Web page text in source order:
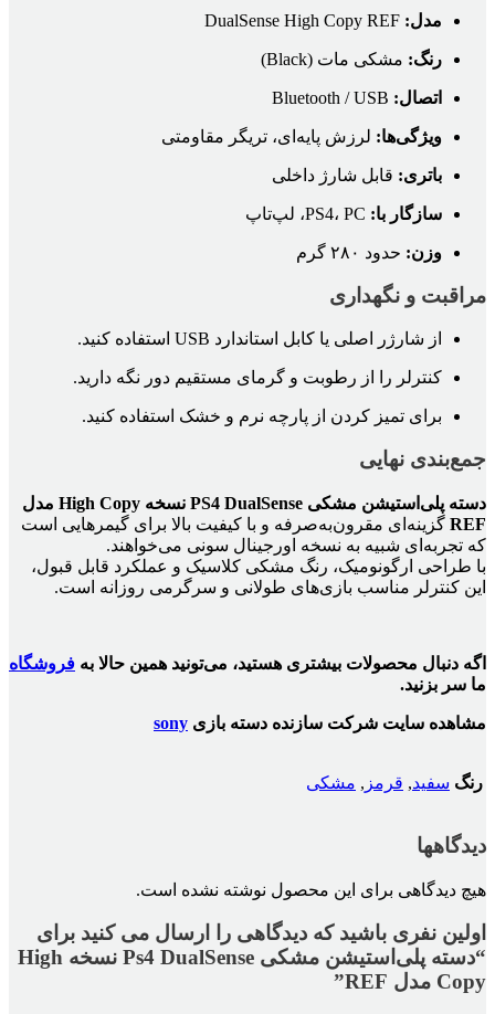
مدل:
رنگ: مشکی مات (Black)
اتصال:
ویژگی‌ها: لرزش پایه‌ای، تریگر مقاومتی
باتری: قابل شارژ داخلی
سازگار با:
وزن: حدود ۲۸۰ گرم
مراقبت و نگهداری
از شارژر اصلی یا کابل استاندارد USB استفاده کنید.
کنترلر را از رطوبت و گرمای مستقیم دور نگه دارید.
برای تمیز کردن از پارچه نرم و خشک استفاده کنید.
جمع‌بندی نهایی
دسته پلی‌استیشن مشکی PS4 DualSense نسخه High Copy مدل
REF گزینه‌ای مقرون‌به‌صرفه و با کیفیت بالا برای گیمرهایی است
که تجربه‌ای شبیه به نسخه اورجینال سونی می‌خواهند.
با طراحی ارگونومیک، رنگ مشکی کلاسیک و عملکرد قابل قبول،
این کنترلر مناسب بازی‌های طولانی و سرگرمی روزانه است.
اگه دنبال محصولات بیشتری هستید، می‌تونید همین حالا به فروشگاه
ما سر بزنید.
مشاهده سایت شرکت سازنده دسته بازی sony
رنگ سفید, قرمز , مشکی
دیدگاهها
هیچ دیدگاهی برای این محصول نوشته نشده است.
اولین نفری باشید که دیدگاهی را ارسال می کنید برای
“دسته پلی‌استیشن مشکی Ps4 DualSense نسخه High
Copy مدل REF”